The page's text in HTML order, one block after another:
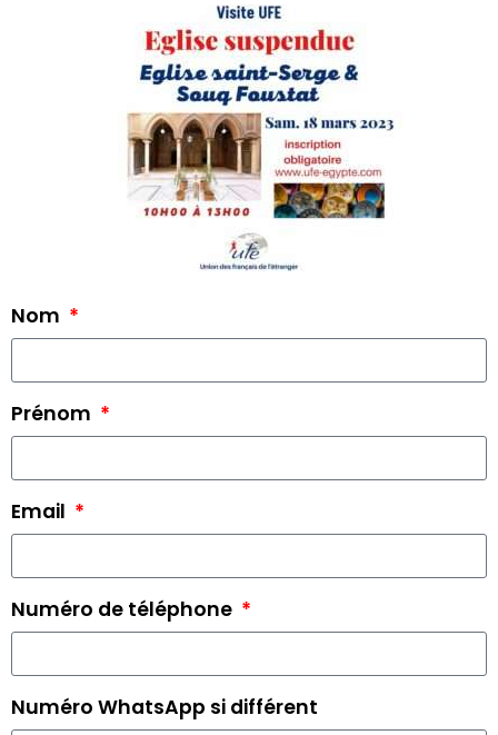
Nom
Prénom
Email
Numéro de téléphone
Numéro WhatsApp si différent